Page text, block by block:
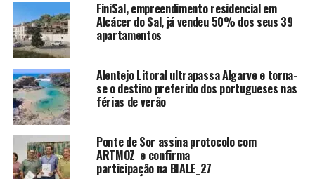
FiniSal, empreendimento residencial em
Alcácer do Sal, já vendeu 50% dos seus 39
apartamentos
Alentejo Litoral ultrapassa Algarve e torna-
se o destino preferido dos portugueses nas
férias de verão
Ponte de Sor assina protocolo com
ARTMOZ e confirma
participação na BIALE_27